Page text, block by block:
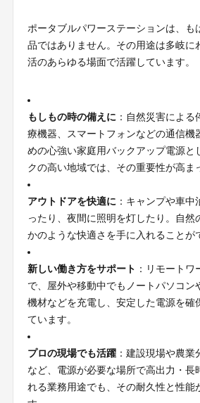
ポータブルパワーステーションは、も
品ではありません。その用途は多岐に
活のあらゆる場面で活躍しています。
もしもの時の備えに ：自然災害によ
療機器、スマートフォンなどの通信機
めの心強い家庭用バックアップ電源と
クの高い地域では、その重要性が高ま
アウトドアを快適に ：キャンプや車
ったり、夜間に照明を灯したり。自然
かのような快適さを手に入れることが
新しい働き方をサポート ：リモート
で、屋外や移動中でもノートパソコン
機材などを充電し、安定した電源を確
ています。
プロの現場でも活躍：建設現場や農業
など、電源が必要な場所で高出力・長
れる業務用途でも、その耐久性と性能